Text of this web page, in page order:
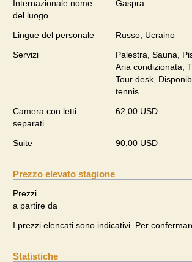
Internazionale nome
del luogo
Gaspra
Lingue del personale
Russo, Ucraino
Servizi
Palestra, Sauna,
Aria condizionata,
Tour desk,
tennis
Camera con letti
separati
62,00 USD
Suite 90,00 USD
Prezzo elevato stagione
Prezzi
a partire da
I prezzi elencati sono indicativi. Per
Statistiche